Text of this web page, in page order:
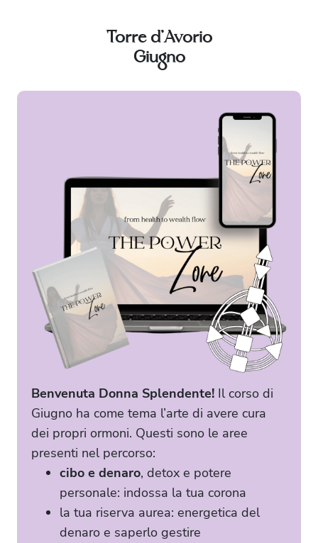
Torre d'Avorio
Giugno
Benvenuta Donna Splendente! Il corso di
Giugno ha come tema l’arte di avere cura
dei propri ormoni. Questi sono le aree
presenti nel percorso:
cibo e denaro, detox e potere
personale: indossa la tua corona
la tua riserva aurea: energetica del
denaro e saperlo gestire